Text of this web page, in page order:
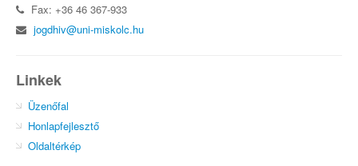
Fax: +36 46 367-933
jogdhiv@uni-miskolc.hu
Linkek
Üzenőfal
Honlapfejlesztő
Oldaltérkép